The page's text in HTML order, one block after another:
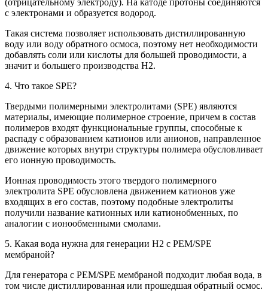
(отрицательному электроду). На катоде протоны соединяются
с электронами и образуется водород.
Такая система позволяет использовать дистиллированную
воду или воду обратного осмоса, поэтому нет необходимости
добавлять соли или кислоты для большей проводимости, а
значит и большего производства Н2.
4. Что такое SPE?
Твердыми полимерными электролитами (SPE) являются
материалы, имеющие полимерное строение, причем в состав
полимеров входят функциональные группы, способные к
распаду с образованием катионов или анионов, направленное
движение которых внутри структуры полимера обусловливает
его ионную проводимость.
Ионная проводимость этого твердого полимерного
электролита SPE обусловлена движением катионов уже
входящих в его состав, поэтому подобные электролиты
получили название катионных или катионобменных, по
аналогии с ионообменными смолами.
5. Какая вода нужна для генерации Н2 с PEM/SPE
мембраной?
Для генератора с PEM/SPE мембраной подходит любая вода, в
том числе дистиллированная или прошедшая обратный осмос.